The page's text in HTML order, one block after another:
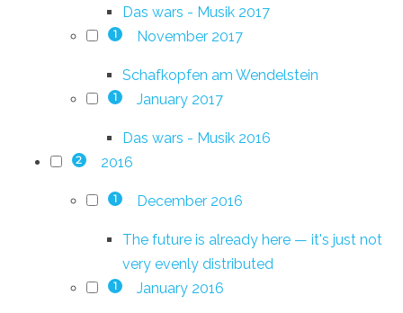
Das wars - Musik 2017
1 November 2017
Schafkopfen am Wendelstein
1 January 2017
Das wars - Musik 2016
2 2016
1 December 2016
The future is already here — it's just not
very evenly distributed
1 January 2016